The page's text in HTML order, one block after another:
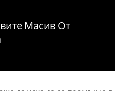
Масив От